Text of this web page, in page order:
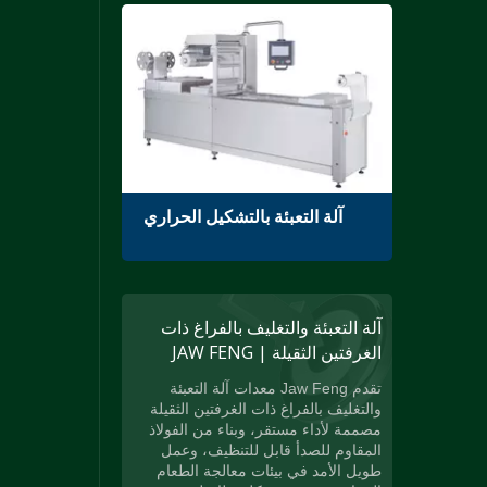
آلة التعبئة بالتشكيل الحراري
آلة التعبئة والتغليف بالفراغ ذات
الغرفتين الثقيلة | JAW FENG
تقدم Jaw Feng معدات آلة التعبئة
والتغليف بالفراغ ذات الغرفتين الثقيلة
مصممة لأداء مستقر، وبناء من الفولاذ
المقاوم للصدأ قابل للتنظيف، وعمل
طويل الأمد في بيئات معالجة الطعام